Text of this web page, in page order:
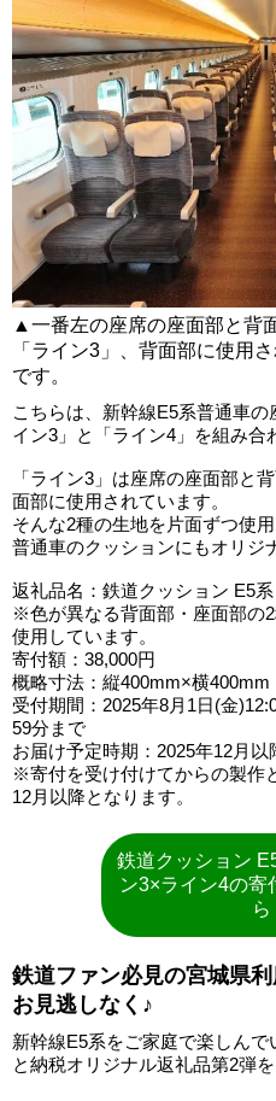
▲一番左の座席の座面部と背
「ライン3」、背面部に使用
です。
こちらは、新幹線E5系普通車
イン3」と「ライン4」を組み合
「ライン3」は座席の座面部と
面部に使用されています。
そんな2種の生地を片面ずつ使
普通車のクッションにもオリジ
返礼品名：鉄道クッション E5
※色が異なる背面部・座面部の
使用しています。
寄付額：38,000円
概略寸法：縦400mm×横400mm
受付期間：2025年8月1日(金
59分まで
お届け予定時期：2025年12月
※寄付を受け付けてからの製作
12月以降となります。
鉄道クッション
ン3×ライン4の寄
ら
鉄道ファン必見の宮城県
お見逃しなく♪
新幹線E5系をご家庭で楽しん
と納税オリジナル返礼品第2弾